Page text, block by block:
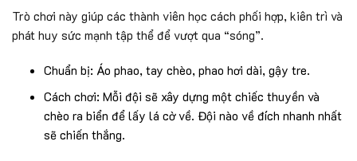
Trò chơi này giúp các thành viên học cách phối hợp, kiên trì và
phát huy sức mạnh tập thể để vượt qua “sóng”.
Chuẩn bị: Áo phao, tay chèo, phao hơi dài, gậy tre.
Cách chơi: Mỗi đội sẽ xây dựng một chiếc thuyền và
chèo ra biển để lấy lá cờ về. Đội nào về đích nhanh nhất
sẽ chiến thắng.